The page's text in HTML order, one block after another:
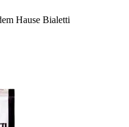
Hause Bialetti